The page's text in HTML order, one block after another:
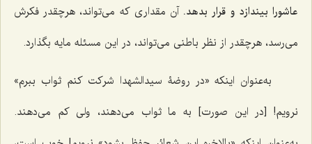
عاشورا بيندازد و قرار بدهد.آن مقدارى كه مى‌تواند، هرچقدر فكرش
مى‌رسد، هرچقدر از نظر باطنى مى‌تواند، در اين مسئله مايه بگذارد.
به‌عنوان اينكه «در روضۀ سيدالشهدا شركت كنم ثواب ببرم»
نرويم! [در این صورت] به ما ثواب مى‌دهند، ولى كم مى‌دهند.